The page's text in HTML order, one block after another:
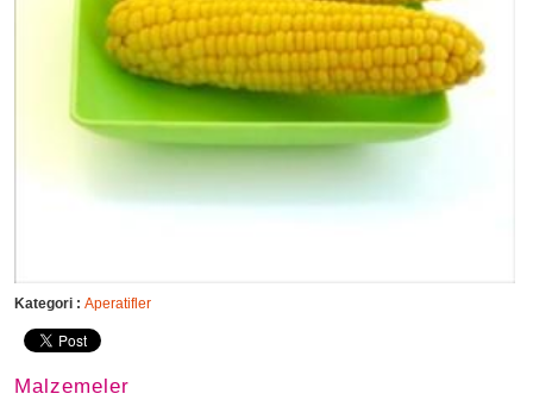
Kategori : Aperatifler
Malzemeler